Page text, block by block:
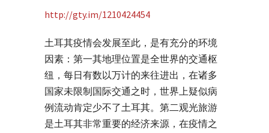
http://gty.im/1210424454
土耳其疫情会发展至此，是有充分的环境
因素：第一其地理位置是全世界的交通枢
纽，每日有数以万计的来往进出，在诸多
国家未限制国际交通之时，世界上疑似病
例流动肯定少不了土耳其。第二观光旅游
是土耳其非常重要的经济来源，在疫情之